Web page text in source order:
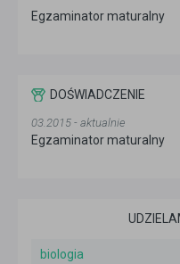
Egzaminator maturalny
DOŚWIADCZENIE
03.2015 - aktualnie
Egzaminator maturalny
biologia